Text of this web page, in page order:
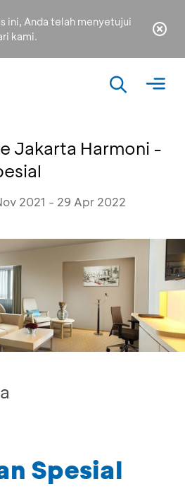
ini, Anda telah menyetujui
kami.
Jakarta Harmoni -
2021 - 29 Apr 2022
Spesial